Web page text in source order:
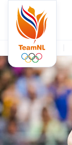
TERUG NAAR
OVERZICHT